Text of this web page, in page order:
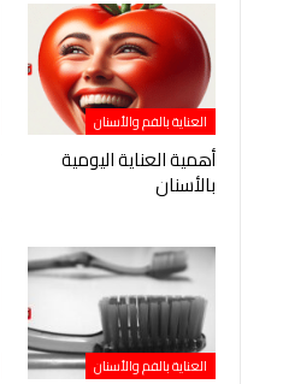
العناية بالفم والأسنان
أهمية العناية اليومية
بالأسنان
العناية بالفم والأسنان